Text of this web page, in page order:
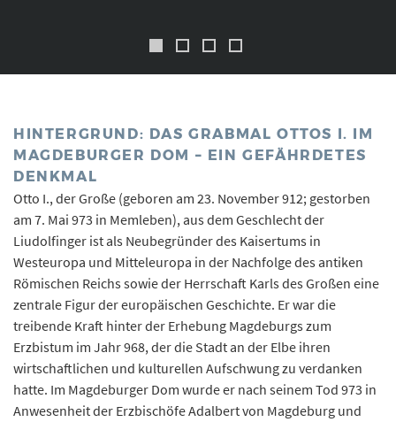
HINTERGRUND: DAS GRABMAL OTTOS I. IM
MAGDEBURGER DOM – EIN GEFÄHRDETES
DENKMAL
Otto I., der Große (geboren am 23. November 912; gestorben
am 7. Mai 973 in Memleben), aus dem Geschlecht der
Liudolfinger ist als Neubegründer des Kaisertums in
Westeuropa und Mitteleuropa in der Nachfolge des antiken
Römischen Reichs sowie der Herrschaft Karls des Großen eine
zentrale Figur der europäischen Geschichte. Er war die
treibende Kraft hinter der Erhebung Magdeburgs zum
Erzbistum im Jahr 968, der die Stadt an der Elbe ihren
wirtschaftlichen und kulturellen Aufschwung zu verdanken
hatte. Im Magdeburger Dom wurde er nach seinem Tod 973 in
Anwesenheit der Erzbischöfe Adalbert von Magdeburg und